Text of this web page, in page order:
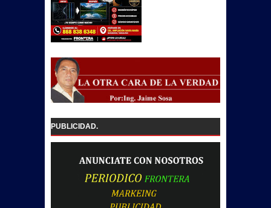
PUBLICIDAD.